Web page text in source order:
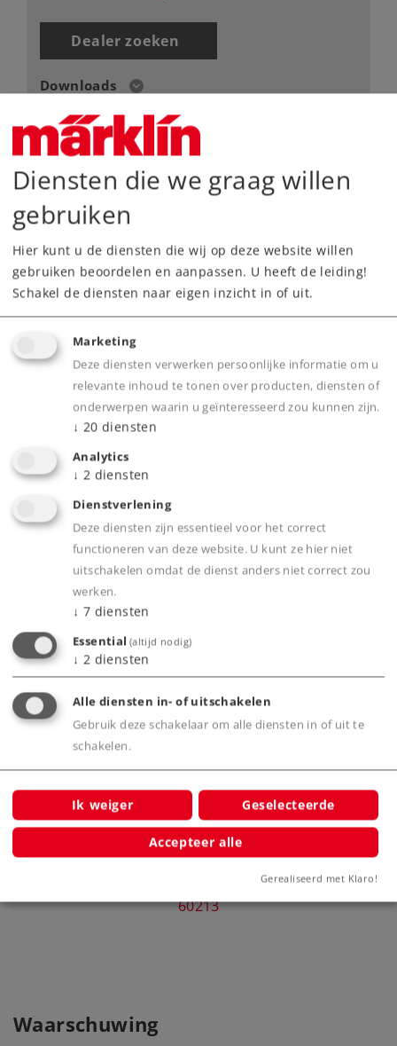
Dealer zoeken
Downloads
Highlights
Alle aansluitingen met nieuwe
Passende stekkers bijgevoegd.
Functie komt overeen met de decoders 6083,
6084 en 6088.
Product
Productinfo
Bijbehorende producten
Centraal station.
60213
Waarschuwing
Diensten die we graag willen
gebruiken
Hier kunt u de diensten die wij op deze website willen
gebruiken beoordelen en aanpassen. U heeft de leiding!
Schakel de diensten naar eigen inzicht in of uit.
Marketing
Deze diensten verwerken persoonlijke informatie om u
relevante inhoud te tonen over producten, diensten of
onderwerpen waarin u geïnteresseerd zou kunnen zijn.
↓ 20 diensten
Analytics
↓ 2 diensten
Dienstverlening
Deze diensten zijn essentieel voor het correct
functioneren van deze website. U kunt ze hier niet
uitschakelen omdat de dienst anders niet correct zou
werken.
↓ 7 diensten
Essential (altijd nodig)
↓ 2 diensten
Alle diensten in- of uitschakelen
Gebruik deze schakelaar om alle diensten in of uit te
schakelen.
Ik weiger Geselecteerde
Accepteer alle
Gerealiseerd met Klaro!